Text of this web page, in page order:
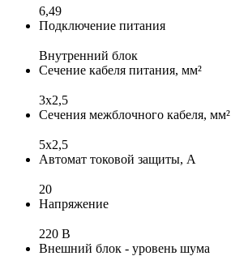
6,49
Подключение питания
Внутренний блок
Сечение кабеля питания, мм²
3х2,5
Сечения межблочного кабеля, мм²
5x2,5
Автомат токовой защиты, А
20
Напряжение
220 В
Внешний блок - уровень шума